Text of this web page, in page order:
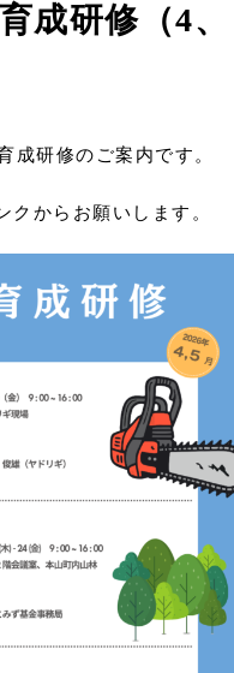
成研修（4、
成研修のご案内です。
クからお願いします。